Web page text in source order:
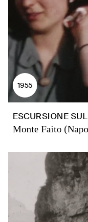
1955
ESCURSIONE
Monte Faito